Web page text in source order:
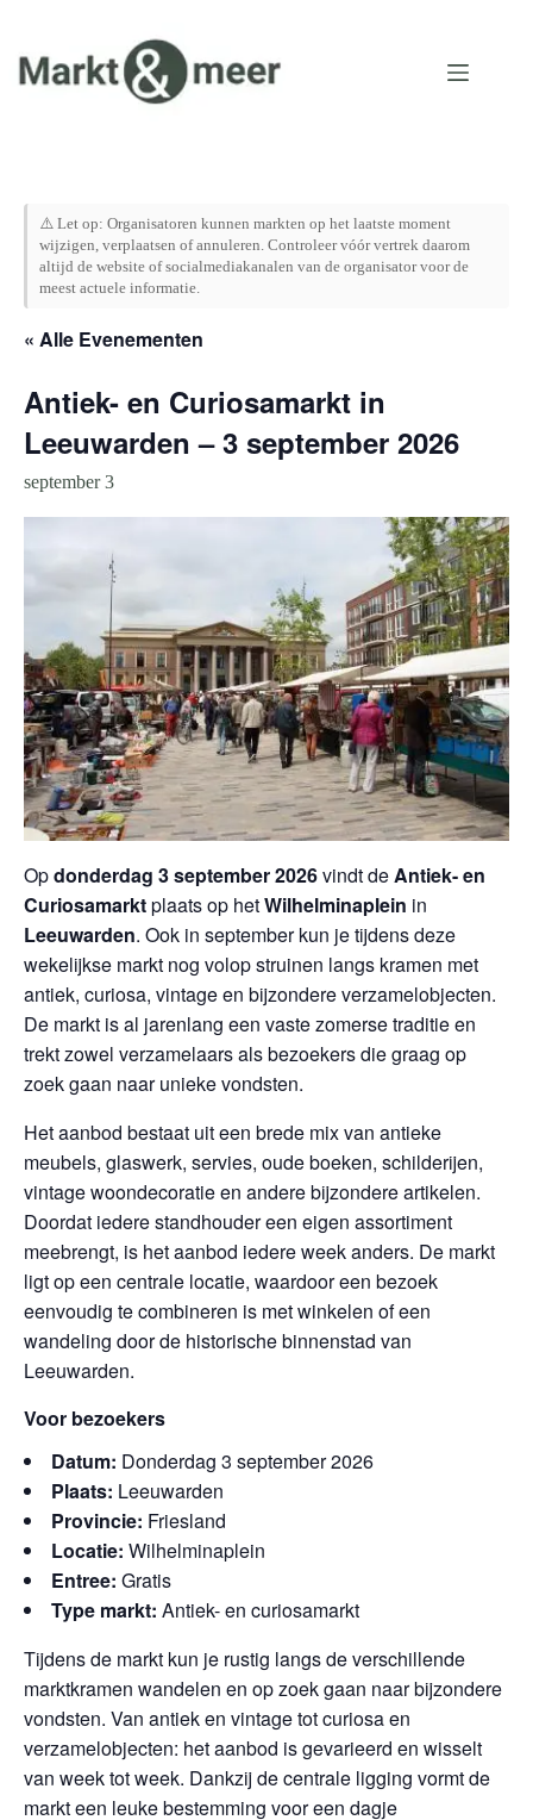
inhoud
⚠️ Let op: Organisatoren kunnen markten op het laatste moment
wijzigen, verplaatsen of annuleren. Controleer vóór vertrek daarom
altijd de website of socialmediakanalen van de organisator voor de
meest actuele informatie.
« Alle Evenementen
Antiek- en Curiosamarkt in
Leeuwarden – 3 september 2026
september 3
Opdonderdag 3 september 2026vindt deAntiek- en
Curiosamarktplaats op hetWilhelminaplein in
Leeuwarden. Ook in september kun je tijdens deze
wekelijkse markt nog volop struinen langs kramen met
antiek, curiosa, vintage en bijzondere verzamelobjecten.
De markt is al jarenlang een vaste zomerse traditie en
trekt zowel verzamelaars als bezoekers die graag op
zoek gaan naar unieke vondsten.
Het aanbod bestaat uit een brede mix van antieke
meubels, glaswerk, servies, oude boeken, schilderijen,
vintage woondecoratie en andere bijzondere artikelen.
Doordat iedere standhouder een eigen assortiment
meebrengt, is het aanbod iedere week anders. De markt
ligt op een centrale locatie, waardoor een bezoek
eenvoudig te combineren is met winkelen of een
wandeling door de historische binnenstad van
Leeuwarden.
Voor bezoekers
Datum: Donderdag 3 september 2026
Plaats: Leeuwarden
Provincie: Friesland
Locatie: Wilhelminaplein
Entree: Gratis
Type markt: Antiek- en curiosamarkt
Tijdens de markt kun je rustig langs de verschillende
marktkramen wandelen en op zoek gaan naar bijzondere
vondsten. Van antiek en vintage tot curiosa en
verzamelobjecten: het aanbod is gevarieerd en wisselt
van week tot week. Dankzij de centrale ligging vormt de
markt een leuke bestemming voor een dagje